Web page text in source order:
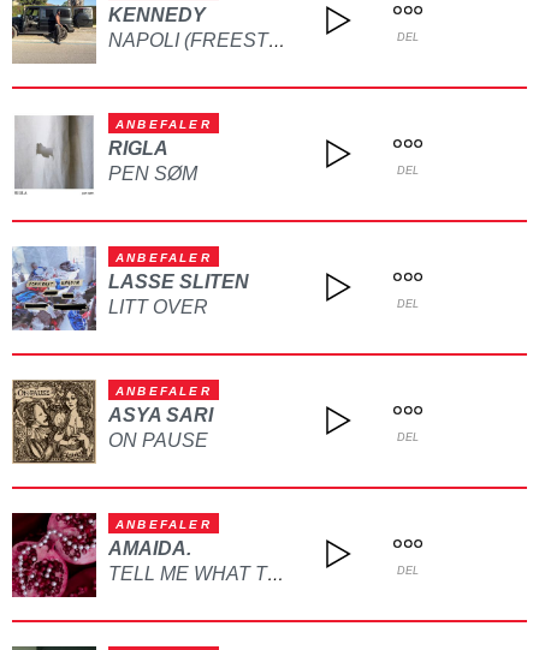
KENNEDY
NAPOLI (FREESTYLE) DEL
ANBEFALER
RIGLA
PEN SØM
DEL
ANBEFALER
LASSE SLITEN
LITT OVER
DEL
ANBEFALER
ASYA SARI
ON PAUSE
DEL
ANBEFALER
AMAIDA.
TELL ME WHAT TO DO DEL